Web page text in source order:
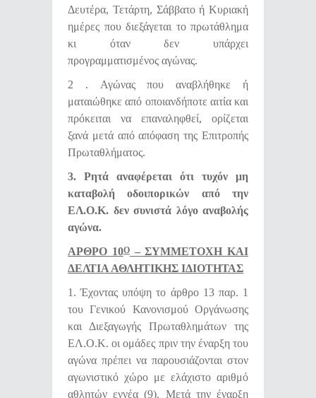
Δευτέρα, Τετάρτη, Σάββατο ή Κυριακή
ημέρες που διεξάγεται το πρωτάθλημα
κι όταν δεν υπάρχει
προγραμματισμένος αγώνας.
2 .
Αγώνας που αναβλήθηκε ή
ματαιώθηκε από οποιανδήποτε αιτία και
πρόκειται να επαναληφθεί, ορίζεται
ξανά μετά από απόφαση της Επιτροπής
Πρωταθλήματος.
3. Ρητά αναφέρεται ότι τυχόν μη
καταβολή οδοιπορικών από την
ΕΛ.Ο.Κ. δεν συνιστά λόγο αναβολής
αγώνα.
ΑΡΘΡΟ 10Ο– ΣΥΜΜΕΤΟΧΗ ΚΑΙ
ΔΕΛΤΙΑ ΑΘΛΗΤΙΚΗΣ ΙΔΙΟΤΗΤΑΣ
1. Έχοντας υπόψη το άρθρο 13 παρ. 1
του Γενικού Κανονισμού Οργάνωσης
και Διεξαγωγής Πρωταθλημάτων της
ΕΛ.Ο.Κ. οι ομάδες πριν την έναρξη του
αγώνα πρέπει να παρουσιάζονται στον
αγωνιστικό χώρο με ελάχιστο αριθμό
αθλητών εννέα (9). Μετά την έναρξη